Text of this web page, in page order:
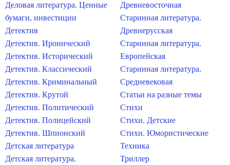
Деловая литература. Ценные
бумаги, инвестиции
Детектив
Детектив. Иронический
Детектив. Исторический
Детектив. Классический
Детектив. Криминальный
Детектив. Крутой
Детектив. Политический
Детектив. Полицейский
Детектив. Шпионский
Детская литература
Детская литература.
Древневосточная
Старинная литература.
Древнерусская
Старинная литература.
Европейская
Старинная литература.
Средневековая
Статьи на разные темы
Стихи
Стихи. Детские
Стихи. Юмористические
Техника
Триллер